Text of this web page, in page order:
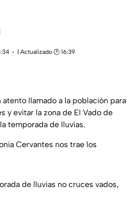
| Actualizado 🕑 16:39
llamado a la población para
y evitar la zona de El Vado de
temporada de lluvias.
Cervantes nos trae los
de lluvias no cruces vados,